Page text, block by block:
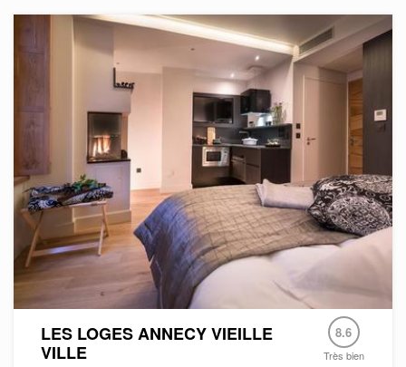
LES LOGES ANNECY VIEILLE
VILLE
8.6
Très bien